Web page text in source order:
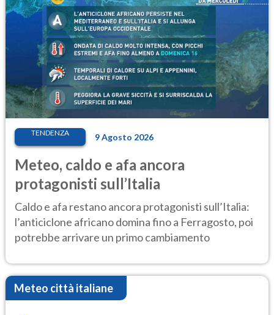
TENDENZA 9 Agosto 2026
Meteo, caldo e afa ancora
protagonisti sull’Italia
Caldo e afa restano ancora protagonisti sull’Italia:
l’anticiclone africano domina fino a Ferragosto, poi
potrebbe arrivare un primo cambiamento
Meteo città italiane